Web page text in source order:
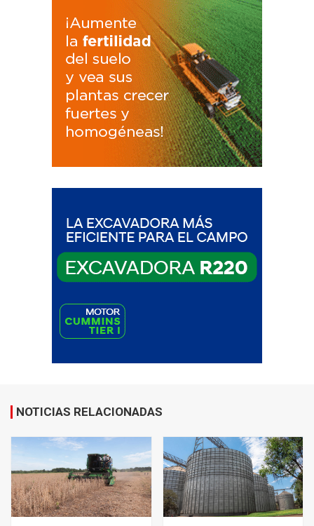
NOTICIAS RELACIONADAS